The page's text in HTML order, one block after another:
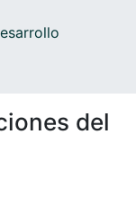
del